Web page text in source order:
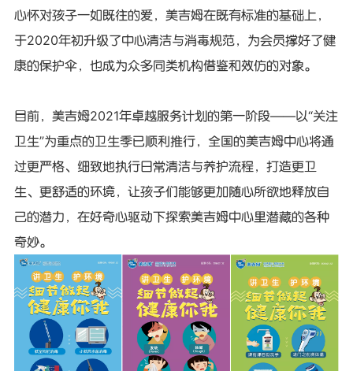
心怀对孩子一如既往的爱，美吉姆在既有标准的基础上，
于2020年初升级了中心清洁与消毒规范，为会员撑好了健
康的保护伞，也成为众多同类机构借鉴和效仿的对象。
目前，美吉姆2021年卓越服务计划的第一阶段——以“关注
卫生”为重点的卫生季已顺利推行，全国的美吉姆中心将通
过更严格、细致地执行日常清洁与养护流程，打造更卫
生、更舒适的环境，让孩子们能够更加随心所欲地释放自
己的潜力，在好奇心驱动下探索美吉姆中心里潜藏的各种
奇妙。